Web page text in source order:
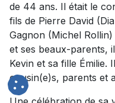
de 44 ans. Il était le
fils de Pierre David
Gagnon (Michel
et ses beaux-parents,
Kevin et sa fille Émilie.
cousin(e)s, parents et